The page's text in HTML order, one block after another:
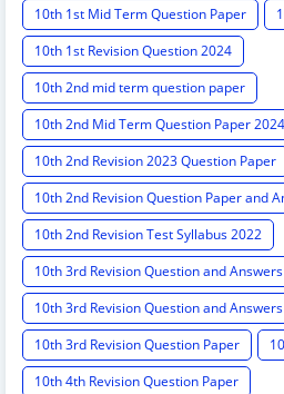
10th 1st Mid Term Question Paper
10th 1st Revision Question 2024
10th 2nd mid term question paper
10th 2nd Mid Term Question Paper 2024
10th 2nd Revision 2023 Question Paper
10th 2nd Revision Question Paper and
10th 2nd Revision Test Syllabus 2022
10th 3rd Revision Question and
10th 3rd Revision Question and
10th 3rd Revision Question Paper
10th 4th Revision Question Paper